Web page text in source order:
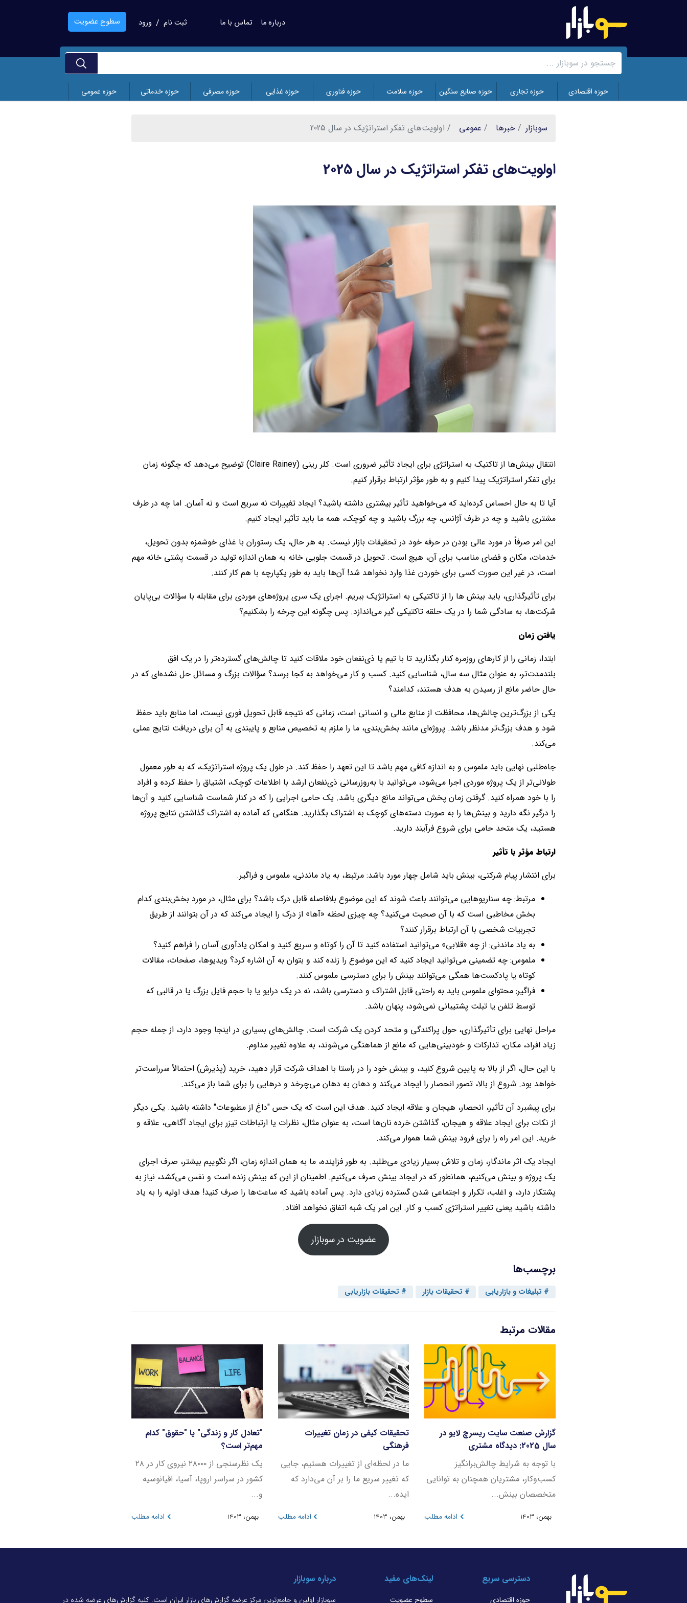
درباره ما تماس با ما ثبت نام / ورود سطوح عضویت
حوزه اقتصادی حوزه تجاری حوزه صنایع سنگین حوزه سلامت حوزه فناوری حوزه غذایی حوزه مصرفی حوزه خدماتی حوزه عمومی
سوبازار خبر‌ها عمومی اولویت‌های تفکر استراتژیک در سال 2025
اولویت‌های تفکر استراتژیک در سال 2025
انتقال بینش‌ها از تاکتیک به استراتژی برای ایجاد تأثیر ضروری است. کلر رینی (Claire Rainey) توضیح می‌دهد که چگونه زمان
برای تفکر استراتژیک پیدا کنیم و به طور مؤثر ارتباط برقرار کنیم.
آیا تا به حال احساس کرده‌اید که می‌خواهید تأثیر بیشتری داشته باشید؟ ایجاد تغییرات نه سریع است و نه آسان. اما چه در طرف
مشتری باشید و چه در طرف آژانس، چه بزرگ باشید و چه کوچک، همه ما باید تأثیر ایجاد کنیم.
این امر صرفاً در مورد عالی بودن در حرفه خود در تحقیقات بازار نیست. به هر حال، یک رستوران با غذای خوشمزه بدون تحویل،
خدمات، مکان و فضای مناسب برای آن، هیچ است. تحویل در قسمت جلویی خانه به همان اندازه تولید در قسمت پشتی خانه مهم
است، در غیر این صورت کسی برای خوردن غذا وارد نخواهد شد! آن‌ها باید به طور یکپارچه با هم کار کنند.
برای تأثیرگذاری، باید بینش ها را از تاکتیکی به استراتژیک ببریم. اجرای یک سری پروژه‌های موردی برای مقابله با سؤالات بی‌پایان
شرکت‌ها، به سادگی شما را در یک حلقه تاکتیکی گیر می‌اندازد. پس چگونه این چرخه را بشکنیم؟
یافتن زمان
ابتدا، زمانی را از کارهای روزمره کنار بگذارید تا با تیم یا ذی‌نفعان خود ملاقات کنید تا چالش‌های گسترده‌تر را در یک افق
بلندمدت‌تر، به عنوان مثال سه سال، شناسایی کنید. کسب و کار می‌خواهد به کجا برسد؟ سؤالات بزرگ و مسائل حل نشده‌ای که در
حال حاضر مانع از رسیدن به هدف هستند، کدامند؟
یکی از بزرگ‌ترین چالش‌ها، محافظت از منابع مالی و انسانی است، زمانی که نتیجه قابل تحویل فوری نیست، اما منابع باید حفظ
شود و هدف بزرگ‌تر مدنظر باشد. پروژه‌ای مانند بخش‌بندی، ما را ملزم به تخصیص منابع و پایبندی به آن برای دریافت نتایج عملی
می‌کند.
جاه‌طلبی نهایی باید ملموس و به اندازه کافی مهم باشد تا این تعهد را حفظ کند. در طول یک پروژه استراتژیک، که به طور معمول
طولانی‌تر از یک پروژه موردی اجرا می‌شود، می‌توانید با به‌روزرسانی ذی‌نفعان ارشد با اطلاعات کوچک، اشتیاق را حفظ کرده و افراد
را با خود همراه کنید. گرفتن زمان پخش می‌تواند مانع دیگری باشد. یک حامی اجرایی را که در کنار شماست شناسایی کنید و آن‌ها
را درگیر نگه دارید و بینش‌ها را به صورت دسته‌های کوچک به اشتراک بگذارید. هنگامی که آماده به اشتراک گذاشتن نتایج پروژه
هستید، یک متحد حامی برای شروع فرآیند دارید.
ارتباط مؤثر با تأثیر
برای انتشار پیام شرکتی، بینش باید شامل چهار مورد باشد: مرتبط، به یاد ماندنی، ملموس و فراگیر.
مرتبط: چه سناریوهایی می‌توانند باعث شوند که این موضوع بلافاصله قابل درک باشد؟ برای مثال، در مورد بخش‌بندی کدام
بخش مخاطبی است که با آن صحبت می‌کنید؟ چه چیزی لحظه «آها» از درک را ایجاد می‌کند که در آن بتوانند از طریق
تجربیات شخصی با آن ارتباط برقرار کنند؟
به یاد ماندنی: از چه «قلابی» می‌توانید استفاده کنید تا آن را کوتاه و سریع کنید و امکان یادآوری آسان را فراهم کنید؟
ملموس: چه تضمینی می‌توانید ایجاد کنید که این موضوع را زنده کند و بتوان به آن اشاره کرد؟ ویدیوها، صفحات، مقالات
کوتاه یا پادکست‌ها همگی می‌توانند بینش را برای دسترسی ملموس کنند.
فراگیر: محتوای ملموس باید به راحتی قابل اشتراک و دسترسی باشد، نه در یک درایو یا با حجم فایل بزرگ یا در قالبی که
توسط تلفن یا تبلت پشتیبانی نمی‌شود، پنهان باشد.
مراحل نهایی برای تأثیرگذاری، حول پراکندگی و متحد کردن یک شرکت است. چالش‌های بسیاری در اینجا وجود دارد، از جمله حجم
زیاد افراد، مکان، تدارکات و خودبینی‌هایی که مانع از هماهنگی می‌شوند، به علاوه تغییر مداوم.
با این حال، اگر از بالا به پایین شروع کنید، و بینش خود را در راستا با اهداف شرکت قرار دهید، خرید (پذیرش) احتمالاً سرراست‌تر
خواهد بود. شروع از بالا، تصور انحصار را ایجاد می‌کند و دهان به دهان می‌چرخد و درهایی را برای شما باز می‌کند.
برای پیشبرد آن تأثیر، انحصار، هیجان و علاقه ایجاد کنید. هدف این است که یک حس "داغ از مطبوعات" داشته باشید. یکی دیگر
از نکات برای ایجاد علاقه و هیجان، گذاشتن خرده نان‌ها است، به عنوان مثال، نظرات یا ارتباطات تیزر برای ایجاد آگاهی، علاقه و
خرید. این امر راه را برای فرود بینش شما هموار می‌کند.
ایجاد یک اثر ماندگار، زمان و تلاش بسیار زیادی می‌طلبد. به طور فزاینده، ما به همان اندازه زمان، اگر نگوییم بیشتر، صرف اجرای
یک پروژه و بینش می‌کنیم، همانطور که در ایجاد بینش صرف می‌کنیم. اطمینان از این که بینش زنده است و نفس می‌کشد، نیاز به
پشتکار دارد، و اغلب، تکرار و اجتماعی شدن گسترده زیادی دارد. پس آماده باشید که ساعت‌ها را صرف کنید! هدف اولیه را به یاد
داشته باشید یعنی تغییر استراتژی کسب و کار. این امر یک شبه اتفاق نخواهد افتاد.
عضویت در سوبازار
برچسب‌ها
تبلیغات و بازاریابی تحقیقات بازار تحقیقات بازاریابی
مقالات مرتبط
گزارش صنعت سایت ریسرچ لایو در
سال 2025: دیدگاه مشتری
با توجه به شرایط چالش‌برانگیز
کسب‌وکار، مشتریان همچنان به توانایی
متخصصان بینش...
بهمن، 1403 ادامه مطلب
تحقیقات کیفی در زمان تغییرات
فرهنگی
ما در لحظه‌ای از تغییرات هستیم، جایی
که تغییر سریع ما را بر آن می‌دارد که
ایده...
بهمن، 1403 ادامه مطلب
"تعادل کار و زندگی" یا "حقوق" کدام
مهم‌تر است؟
یک نظرسنجی از ۲۸۰۰۰ نیروی کار در ۲۸
کشور در سراسر اروپا، آسیا، اقیانوسیه
و...
بهمن، 1403 ادامه مطلب
دسترسی سریع
حوزه اقتصادی
لینک‌های مفید
سطوح عضویت
درباره سوبازار
سوبازار اولین و جامع‌ترین مرکز عرضه گزارش‌های بازار ایران است. کلیه گزارش‌های عرضه شده در